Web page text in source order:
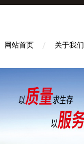
网站首页 关于我们